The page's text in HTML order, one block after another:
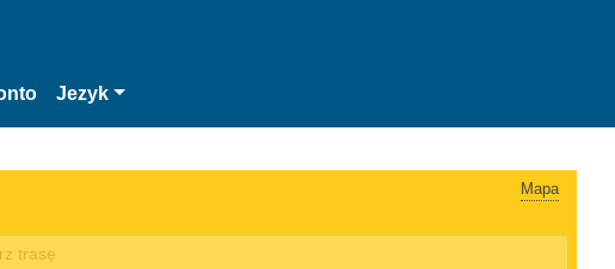
Jezyk
Mapa